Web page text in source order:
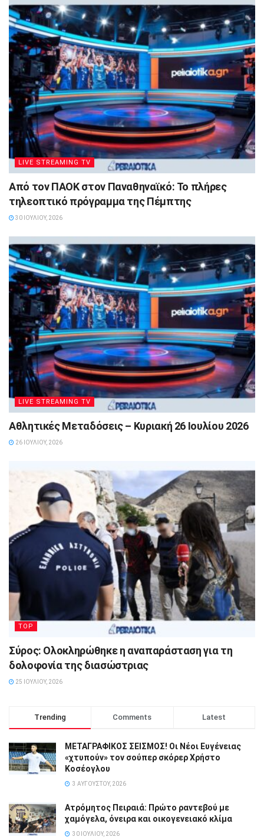
LIVE STREAMING TV
Από τον ΠΑΟΚ στον Παναθηναϊκό: Το πλήρες
τηλεοπτικό πρόγραμμα της Πέμπτης
30 ΙΟΥΛΊΟΥ, 2026
LIVE STREAMING TV
Αθλητικές Μεταδόσεις – Κυριακή 26 Ιουλίου 2026
26 ΙΟΥΛΊΟΥ, 2026
TOP
Σύρος: Ολοκληρώθηκε η αναπαράσταση για τη
δολοφονία της διασώστριας
25 ΙΟΥΛΊΟΥ, 2026
Trending Comments Latest
ΜΕΤΑΓΡΑΦΙΚΟΣ ΣΕΙΣΜΟΣ! Οι Νέοι Ευγένειας
«χτυπούν» τον σούπερ σκόρερ Χρήστο
Κοσέογλου
3 ΑΥΓΟΎΣΤΟΥ, 2026
Ατρόμητος Πειραιά: Πρώτο ραντεβού με
χαμόγελα, όνειρα και οικογενειακό κλίμα
30 ΙΟΥΛΊΟΥ, 2026